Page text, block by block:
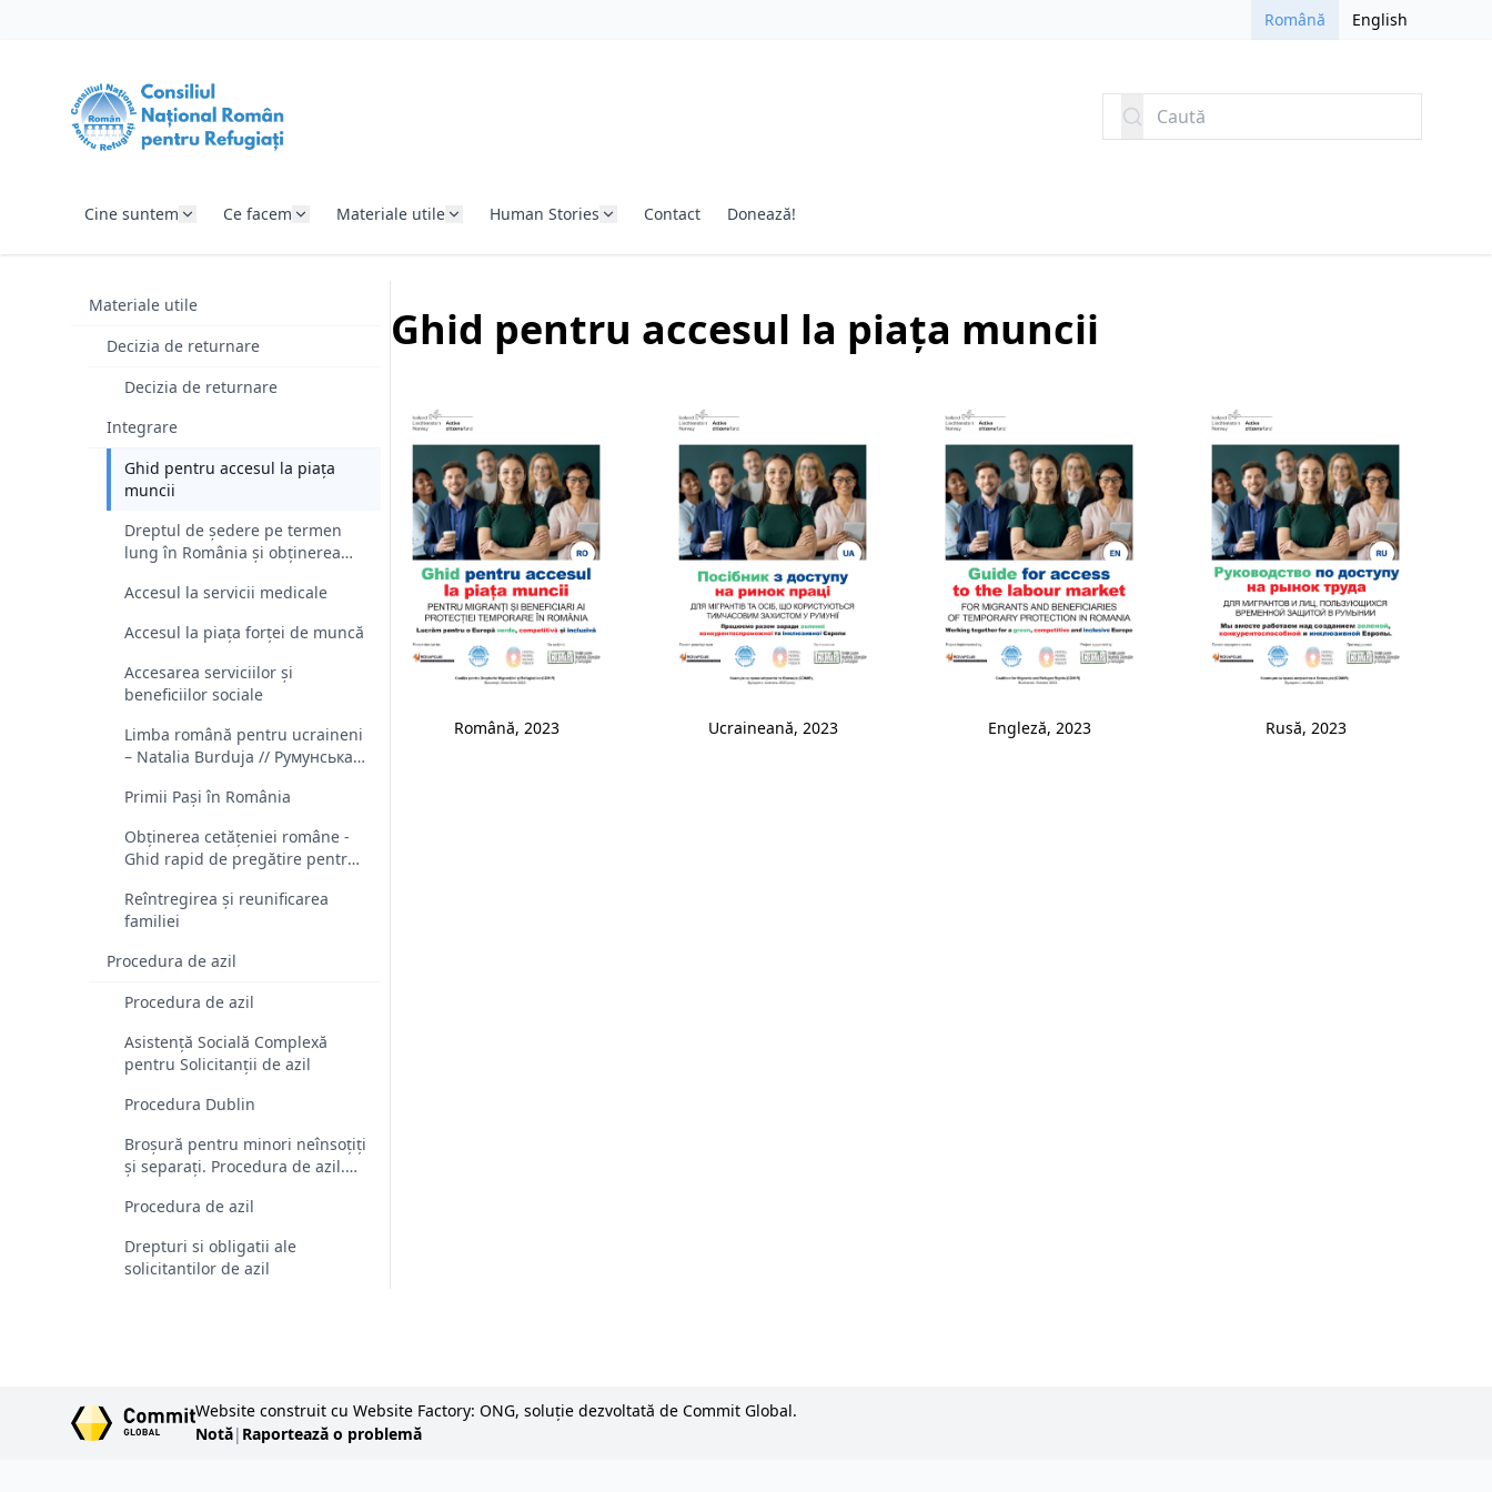
Română English
Caută
Cine suntem Ce facem Materiale utile Human Stories Contact Donează!
Materiale utile
Decizia de returnare
Decizia de returnare
Integrare
Ghid pentru accesul la piața
muncii
Dreptul de ședere pe termen
lung în România și obținerea
Accesul la servicii medicale
Accesul la piața forței de muncă
Accesarea serviciilor şi
beneficiilor sociale
Limba română pentru ucraineni
– Natalia Burduja // Румунська
Бурдужа
Primii Pași în România
Obținerea cetățeniei române -
Ghid rapid de pregătire pentru
Reîntregirea și reunificarea
familiei
Procedura de azil
Procedura de azil
Asistență Socială Complexă
pentru Solicitanții de azil
Procedura Dublin
Broșură pentru minori neînsoțiți
și separați. Procedura de azil.
Reunificarea familiei
Procedura de azil
Drepturi si obligatii ale
solicitantilor de azil
Ghid pentru accesul la piața muncii
Română, 2023 Ucraineană, 2023 Engleză, 2023 Rusă, 2023
Website construit cu Website Factory: ONG, soluție dezvoltată de Commit Global.
Notă| Raportează o problemă